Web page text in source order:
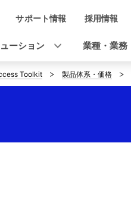
サポート情報 採用情報
ーション 業種・業務
Toolkit 製品体系・価格